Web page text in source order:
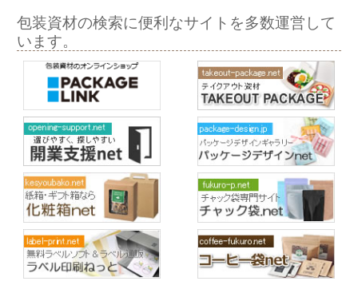
包装資材の検索に便利なサイトを多数運営して
います。